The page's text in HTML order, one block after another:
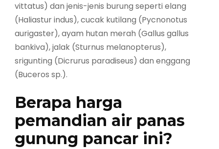
vittatus) dan jenis-jenis burung seperti elang
(Haliastur indus), cucak kutilang (Pycnonotus
aurigaster), ayam hutan merah (Gallus gallus
bankiva), jalak (Sturnus melanopterus),
srigunting (Dicrurus paradiseus) dan enggang
(Buceros sp.).
Berapa harga
pemandian air panas
gunung pancar ini?